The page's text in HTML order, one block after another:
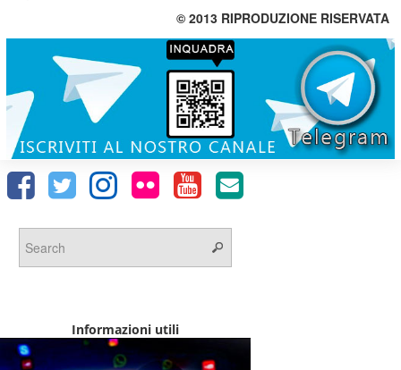
© 2013 RIPRODUZIONE RISERVATA
Informazioni utili